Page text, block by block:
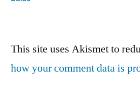
a
comment
This site uses Akismet to
how your comment data is